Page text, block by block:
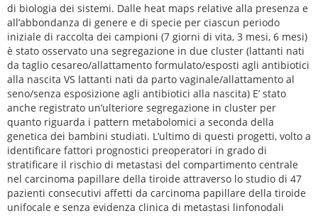
di biologia dei sistemi. Dalle heat maps relative alla presenza e
all’abbondanza di genere e di specie per ciascun periodo
iniziale di raccolta dei campioni (7 giorni di vita, 3 mesi, 6 mesi)
è stato osservato una segregazione in due cluster (lattanti nati
da taglio cesareo/allattamento formulato/esposti agli antibiotici
alla nascita VS lattanti nati da parto vaginale/allattamento al
seno/senza esposizione agli antibiotici alla nascita) E’ stato
anche registrato un’ulteriore segregazione in cluster per
quanto riguarda i pattern metabolomici a seconda della
genetica dei bambini studiati. L’ultimo di questi progetti, volto a
identificare fattori prognostici preoperatori in grado di
stratificare il rischio di metastasi del compartimento centrale
nel carcinoma papillare della tiroide attraverso lo studio di 47
pazienti consecutivi affetti da carcinoma papillare della tiroide
unifocale e senza evidenza clinica di metastasi linfonodali